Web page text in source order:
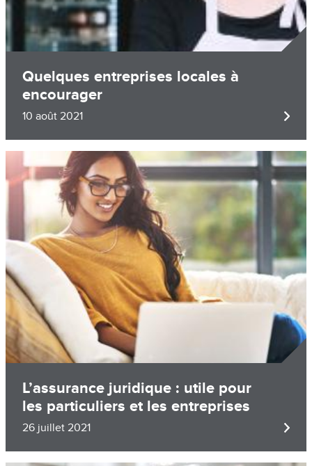
Quelques entreprises locales à
encourager
10 août 2021
L’assurance juridique : utile pour
les particuliers et les entreprises
26 juillet 2021